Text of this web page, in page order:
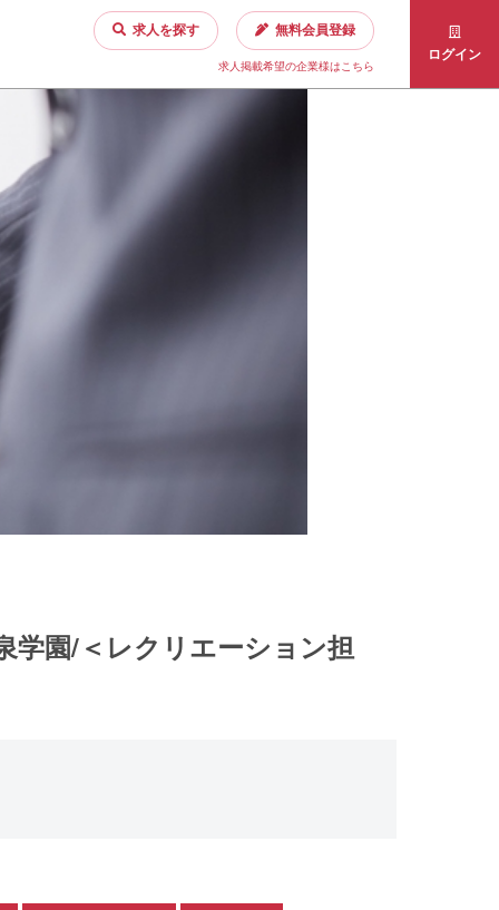
求人を探す 無料会員登録
求人掲載希望の企業様はこちら
ログイン
学園/＜レクリエーション担